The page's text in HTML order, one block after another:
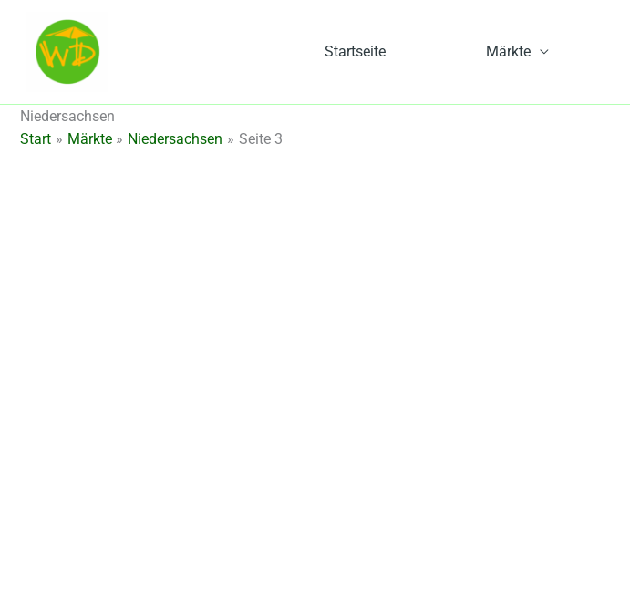
springen
Startseite Märkte
Niedersachsen
Start
Märkte Niedersachsen Seite 3